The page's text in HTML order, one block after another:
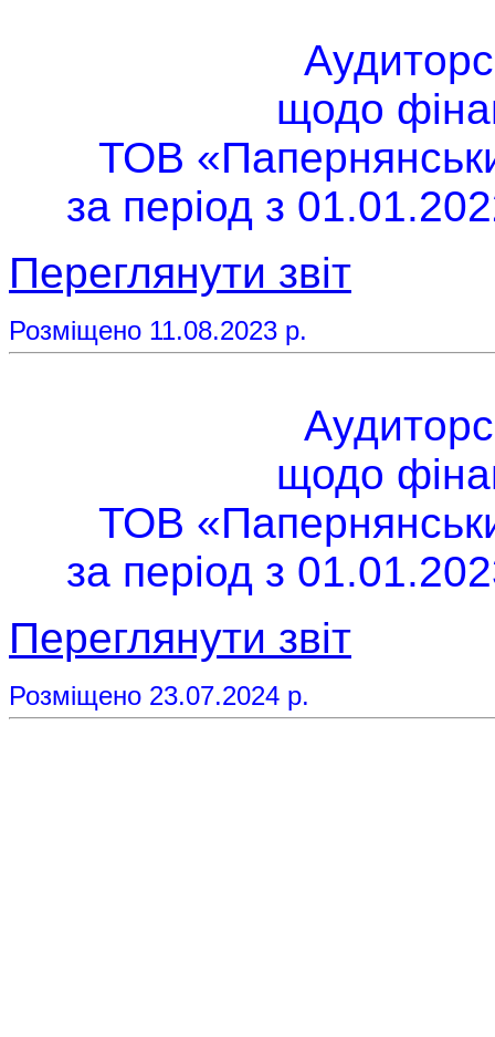
щодо
ТОВ
за період з
Переглянути звіт
Розміщено 11.08.2023 р.
щодо
ТОВ
за період з
Переглянути звіт
Розміщено 23.07.2024 р.